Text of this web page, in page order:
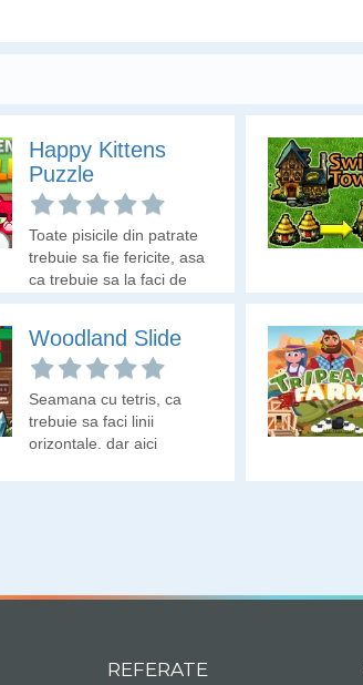
Happy Kittens
Puzzle
Toate pisicile din patrate
trebuie sa fie fericite, asa
ca trebuie sa la faci de
culoare galbena.
Woodland Slide
Seamana cu tetris, ca
trebuie sa faci linii
orizontale, dar aici
REFERATE